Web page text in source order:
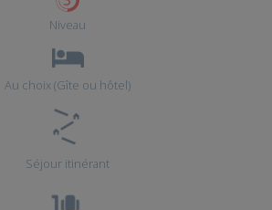
Niveau
Au choix (Gîte ou hôtel)
Séjour itinérant